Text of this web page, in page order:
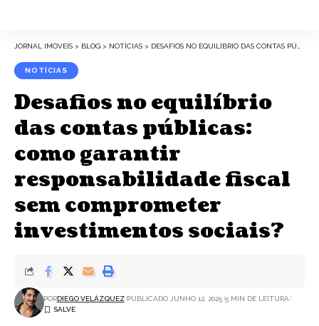
JORNAL IMOVEIS > BLOG > NOTÍCIAS > DESAFIOS NO EQUILÍBRIO DAS CONTAS PÚBLICAS: COMO GARANTIR RESPONSABILIDADE FISCAL SEM COMPROMETER INVESTIMENTOS SOCIAIS?
NOTÍCIAS
Desafios no equilíbrio
das contas públicas:
como garantir
responsabilidade fiscal
sem comprometer
investimentos sociais?
PORDIEGO VELÁZQUEZ PUBLICADO JUNHO 12, 2025 5 MIN DE LEITURA